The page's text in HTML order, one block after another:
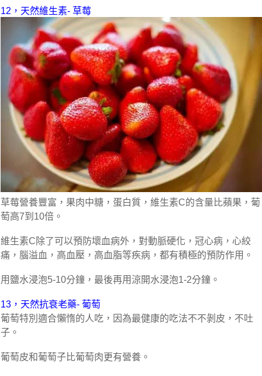
12，天然維生素- 草莓
草莓營養豐富，果肉中糖，蛋白質，維生素C的含量比蘋果，葡
萄高7到10倍。
維生素C除了可以預防壞血病外，對動脈硬化，冠心病，心絞
痛，腦溢血，高血壓，高血脂等疾病，都有積極的預防作用。
用鹽水浸泡5-10分鐘，最後再用涼開水浸泡1-2分鐘。
13，天然抗衰老藥- 葡萄
葡萄特別適合懶惰的人吃，因為最健康的吃法不不剝皮，不吐
子。
葡萄皮和葡萄子比葡萄肉更有營養。